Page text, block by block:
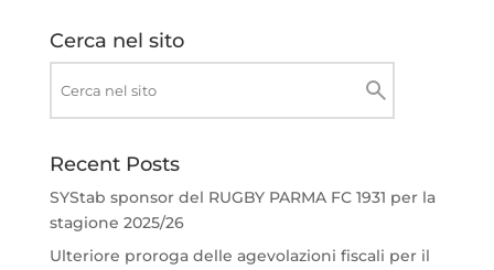
Cerca nel sito
Recent Posts
SYStab sponsor del RUGBY PARMA FC 1931 per la
stagione 2025/26
Ulteriore proroga delle agevolazioni fiscali per il